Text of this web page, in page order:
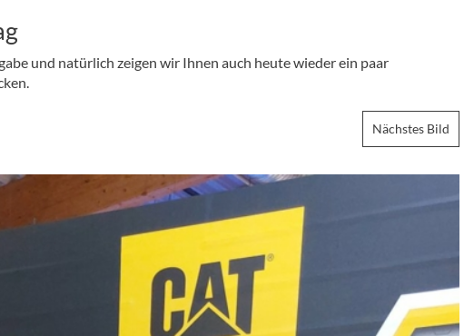
und natürlich zeigen wir Ihnen auch heute wieder ein paar
Nächstes Bild